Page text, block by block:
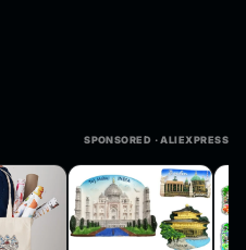
SPONSORED · ALIEXPRESS